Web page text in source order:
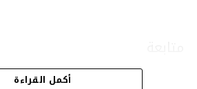
أكمل القراءة